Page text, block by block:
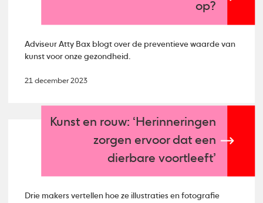
op?
Adviseur Atty Bax blogt over de preventieve waarde van
kunst voor onze gezondheid.
21 december 2023
Kunst en rouw: ‘Herinneringen
zorgen ervoor dat een
dierbare voortleeft’
Drie makers vertellen hoe ze illustraties en fotografie